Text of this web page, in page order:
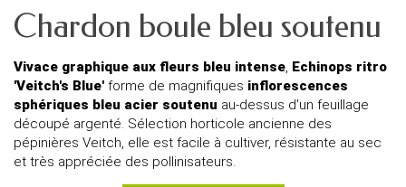
Chardon boule bleu soutenu
Vivace graphique aux fleurs bleu intense, Echinops ritro
'Veitch's Blue' forme de magnifiques inflorescences
sphériques bleu acier soutenu au-dessus d'un feuillage
découpé argenté. Sélection horticole ancienne des
pépinières Veitch, elle est facile à cultiver, résistante au sec
et très appréciée des pollinisateurs.